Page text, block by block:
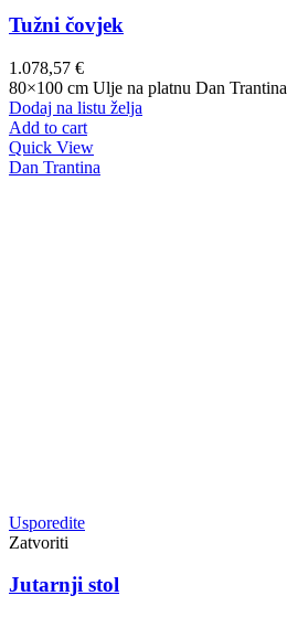
Tužni čovjek
1.078,57 €
80×100 cm Ulje na platnu Dan Trantina
Dodaj na listu želja
Add to cart
Quick View
Dan Trantina
Usporedite
Zatvoriti
Jutarnji stol